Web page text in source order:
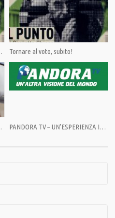
bin/webscr
gratis.
degli USA?” Tornare al voto, subito!
non di religione PANDORA TV – UN’ESPERIENZA IRRIPETIBILE